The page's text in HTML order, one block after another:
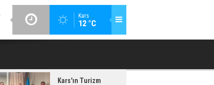
Kars
12 °C
BAKAN İBRAHIM YUMAKLI, KARS'TA (GEKİS)'IN ILK
Kars'ın Turizm